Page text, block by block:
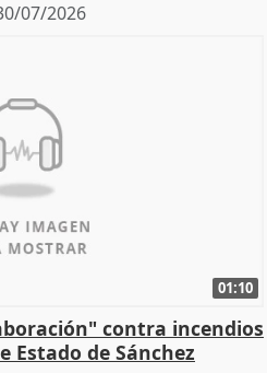
07/2026
01:10
contra incendios
Estado de Sánchez